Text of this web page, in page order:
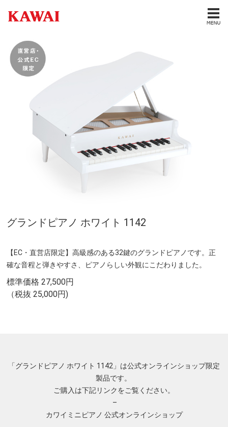
グランドピアノ ホワイト 1142
【EC・直営店限定】高級感のある32鍵のグランドピアノです。正
確な音程と弾きやすさ、ピアノらしい外観にこだわりました。
標準価格 27,500円
（税抜 25,000円)
「グランドピアノ ホワイト 1142」は公式オンラインショップ限定
製品です。
ご購入は下記リンクをご覧ください。
–
カワイミニピアノ 公式オンラインショップ